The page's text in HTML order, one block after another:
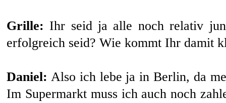
Grille: Ihr seid ja alle noch relativ
erfolgreich seid? Wie kommt Ihr damit
Daniel: Also ich lebe ja in Berlin, da
Im Supermarkt muss ich auch noch